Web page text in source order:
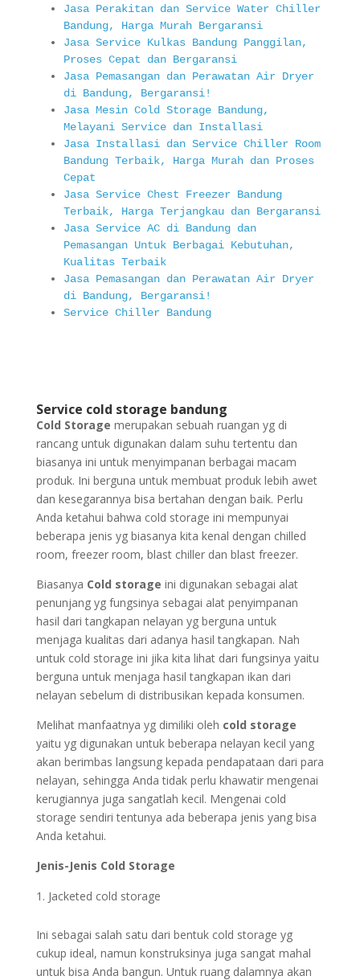
Jasa Perakitan dan Service Water Chiller
Bandung, Harga Murah Bergaransi
Jasa Service Kulkas Bandung Panggilan,
Proses Cepat dan Bergaransi
Jasa Pemasangan dan Perawatan Air Dryer
di Bandung, Bergaransi!
Jasa Mesin Cold Storage Bandung,
Melayani Service dan Installasi
Jasa Installasi dan Service Chiller Room
Bandung Terbaik, Harga Murah dan Proses
Cepat
Jasa Service Chest Freezer Bandung
Terbaik, Harga Terjangkau dan Bergaransi
Jasa Service AC di Bandung dan
Pemasangan Untuk Berbagai Kebutuhan,
Kualitas Terbaik
Jasa Pemasangan dan Perawatan Air Dryer
di Bandung, Bergaransi!
Service Chiller Bandung
Service cold storage bandung
Cold Storage merupakan sebuah ruangan yg di
rancang untuk digunakan dalam suhu tertentu dan
biasanya ini untuk menyimpanan berbagai macam
produk. Ini berguna untuk membuat produk lebih awet
dan kesegarannya bisa bertahan dengan baik. Perlu
Anda ketahui bahwa cold storage ini mempunyai
beberapa jenis yg biasanya kita kenal dengan chilled
room, freezer room, blast chiller dan blast freezer.
Biasanya Cold storage ini digunakan sebagai alat
penunjang yg fungsinya sebagai alat penyimpanan
hasil dari tangkapan nelayan yg berguna untuk
menjaga kualitas dari adanya hasil tangkapan. Nah
untuk cold storage ini jika kita lihat dari fungsinya yaitu
berguna untuk menjaga hasil tangkapan ikan dari
nelayan sebelum di distribusikan kepada konsumen.
Melihat manfaatnya yg dimiliki oleh cold storage
yaitu yg digunakan untuk beberapa nelayan kecil yang
akan berimbas langsung kepada pendapataan dari para
nelayan, sehingga Anda tidak perlu khawatir mengenai
kerugiannya juga sangatlah kecil. Mengenai cold
storage sendiri tentunya ada beberapa jenis yang bisa
Anda ketahui.
Jenis-Jenis Cold Storage
Jacketed cold storage
Ini sebagai salah satu dari bentuk cold storage yg
cukup ideal, namun konstruksinya juga sangat mahal
untuk bisa Anda bangun. Untuk ruang dalamnya akan